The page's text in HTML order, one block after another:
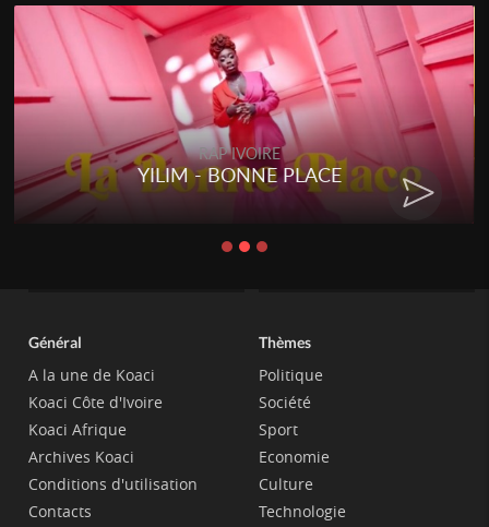
RAP IVOIRE
YILIM - BONNE PLACE
Général
A la une de Koaci
Koaci Côte d'Ivoire
Koaci Afrique
Archives Koaci
Conditions d'utilisation
Contacts
Thèmes
Politique
Société
Sport
Economie
Culture
Technologie